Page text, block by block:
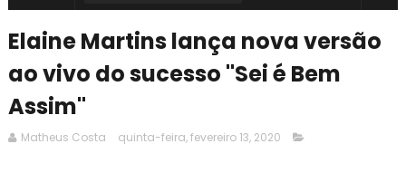
Elaine Martins lança nova versão
ao vivo do sucesso "Sei é Bem
Assim"
Matheus Costa quinta-feira, fevereiro 13, 2020